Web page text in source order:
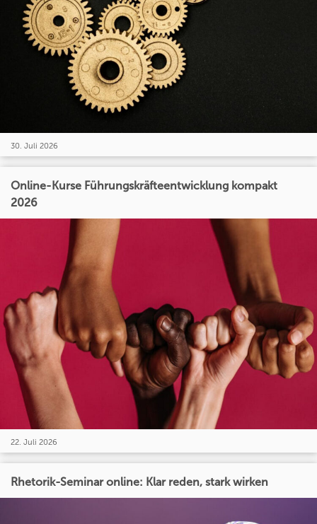
30. Juli 2026
Online-Kurse Führungskräfteentwicklung kompakt
2026
22. Juli 2026
Rhetorik-Seminar online: Klar reden, stark wirken